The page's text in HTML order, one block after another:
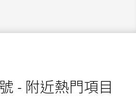
- 附近熱門項目